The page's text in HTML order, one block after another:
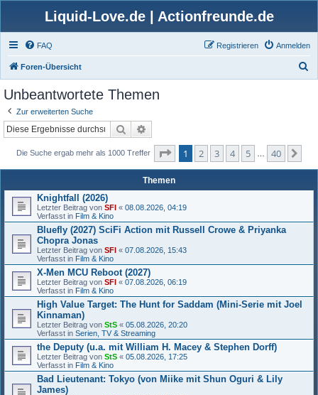
Liquid-Love.de | Actionfreunde.de
FAQ Anmelden
Registrieren
Foren-Übersicht
Unbeantwortete Themen
Zur erweiterten Suche
Suche
Die Suche ergab mehr als 1000 Treffer Seite von
1 2 3 4 5 40
Themen
Knightfall (2026)
Letzter Beitrag von SFI « 08.08.2026, 04:19
Verfasst in Film & Kino
Bluefly (2027) SciFi Action mit Russell Crowe & Priyanka
Chopra Jonas
Letzter Beitrag von SFI « 07.08.2026, 15:43
Verfasst in Film & Kino
X-Men MCU Reboot (2027)
Letzter Beitrag von SFI « 07.08.2026, 06:19
Verfasst in Film & Kino
High Value Target: The Hunt for Saddam (Mini-Serie mit Joel
Kinnaman)
Letzter Beitrag von StS « 05.08.2026, 20:20
Verfasst in Serien, TV & Streaming
the Deputy (u.a. mit William H. Macey & Stephen Dorff)
Letzter Beitrag von StS « 05.08.2026, 17:25
Verfasst in Film & Kino
Bad Lieutenant: Tokyo (von Miike mit Shun Oguri & Lily
James)